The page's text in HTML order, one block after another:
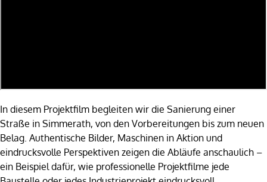
In diesem Projektfilm begleiten wir die Sanierung einer
Straße in Simmerath, von den Vorbereitungen bis zum neuen
Belag. Authentische Bilder, Maschinen in Aktion und
eindrucksvolle Perspektiven zeigen die Abläufe anschaulich –
ein Beispiel dafür, wie professionelle Projektfilme jede